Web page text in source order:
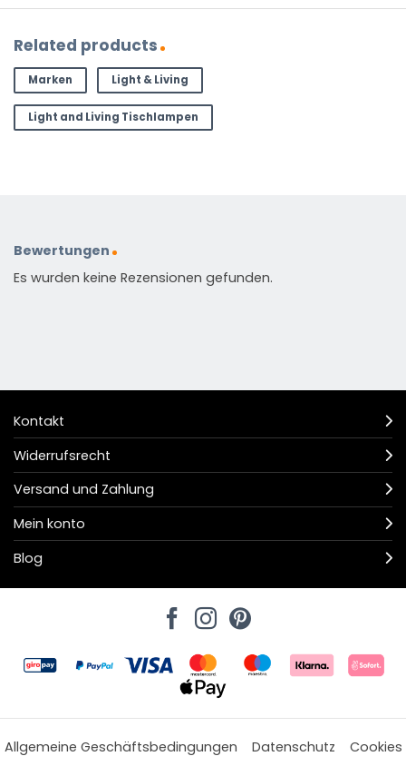
Related products
Marken Light & Living
Light and Living Tischlampen
Bewertungen
Es wurden keine Rezensionen gefunden.
Kontakt
Widerrufsrecht
Versand und Zahlung
Mein konto
Blog
Allgemeine Geschäftsbedingungen Datenschutz Cookies